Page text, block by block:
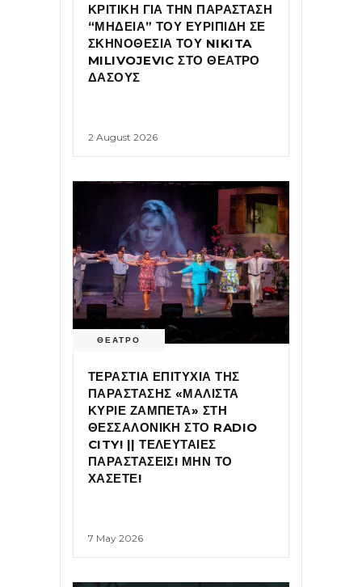
ΚΡΙΤΙΚΗ ΓΙΑ ΤΗΝ ΠΑΡΑΣΤΑΣΗ
“ΜΗΔΕΙΑ” ΤΟΥ ΕΥΡΙΠΙΔΗ ΣΕ
ΣΚΗΝΟΘΕΣΙΑ ΤΟΥ NIKITA
MILIVOJEVIC ΣΤΟ ΘΕΑΤΡΟ
ΔΑΣΟΥΣ
2 August 2026
ΘΕΑΤΡΟ
ΤΕΡΑΣΤΙΑ ΕΠΙΤΥΧΙΑ ΤΗΣ
ΠΑΡΑΣΤΑΣΗΣ «ΜΑΛΙΣΤΑ
ΚΥΡΙΕ ΖΑΜΠΕΤΑ» ΣΤΗ
ΘΕΣΣΑΛΟΝΙΚΗ ΣΤΟ RADIO
CITY! || ΤΕΛΕΥΤΑΙΕΣ
ΠΑΡΑΣΤΑΣΕΙΣ! ΜΗΝ ΤΟ
ΧΑΣΕΤΕ!
7 May 2026